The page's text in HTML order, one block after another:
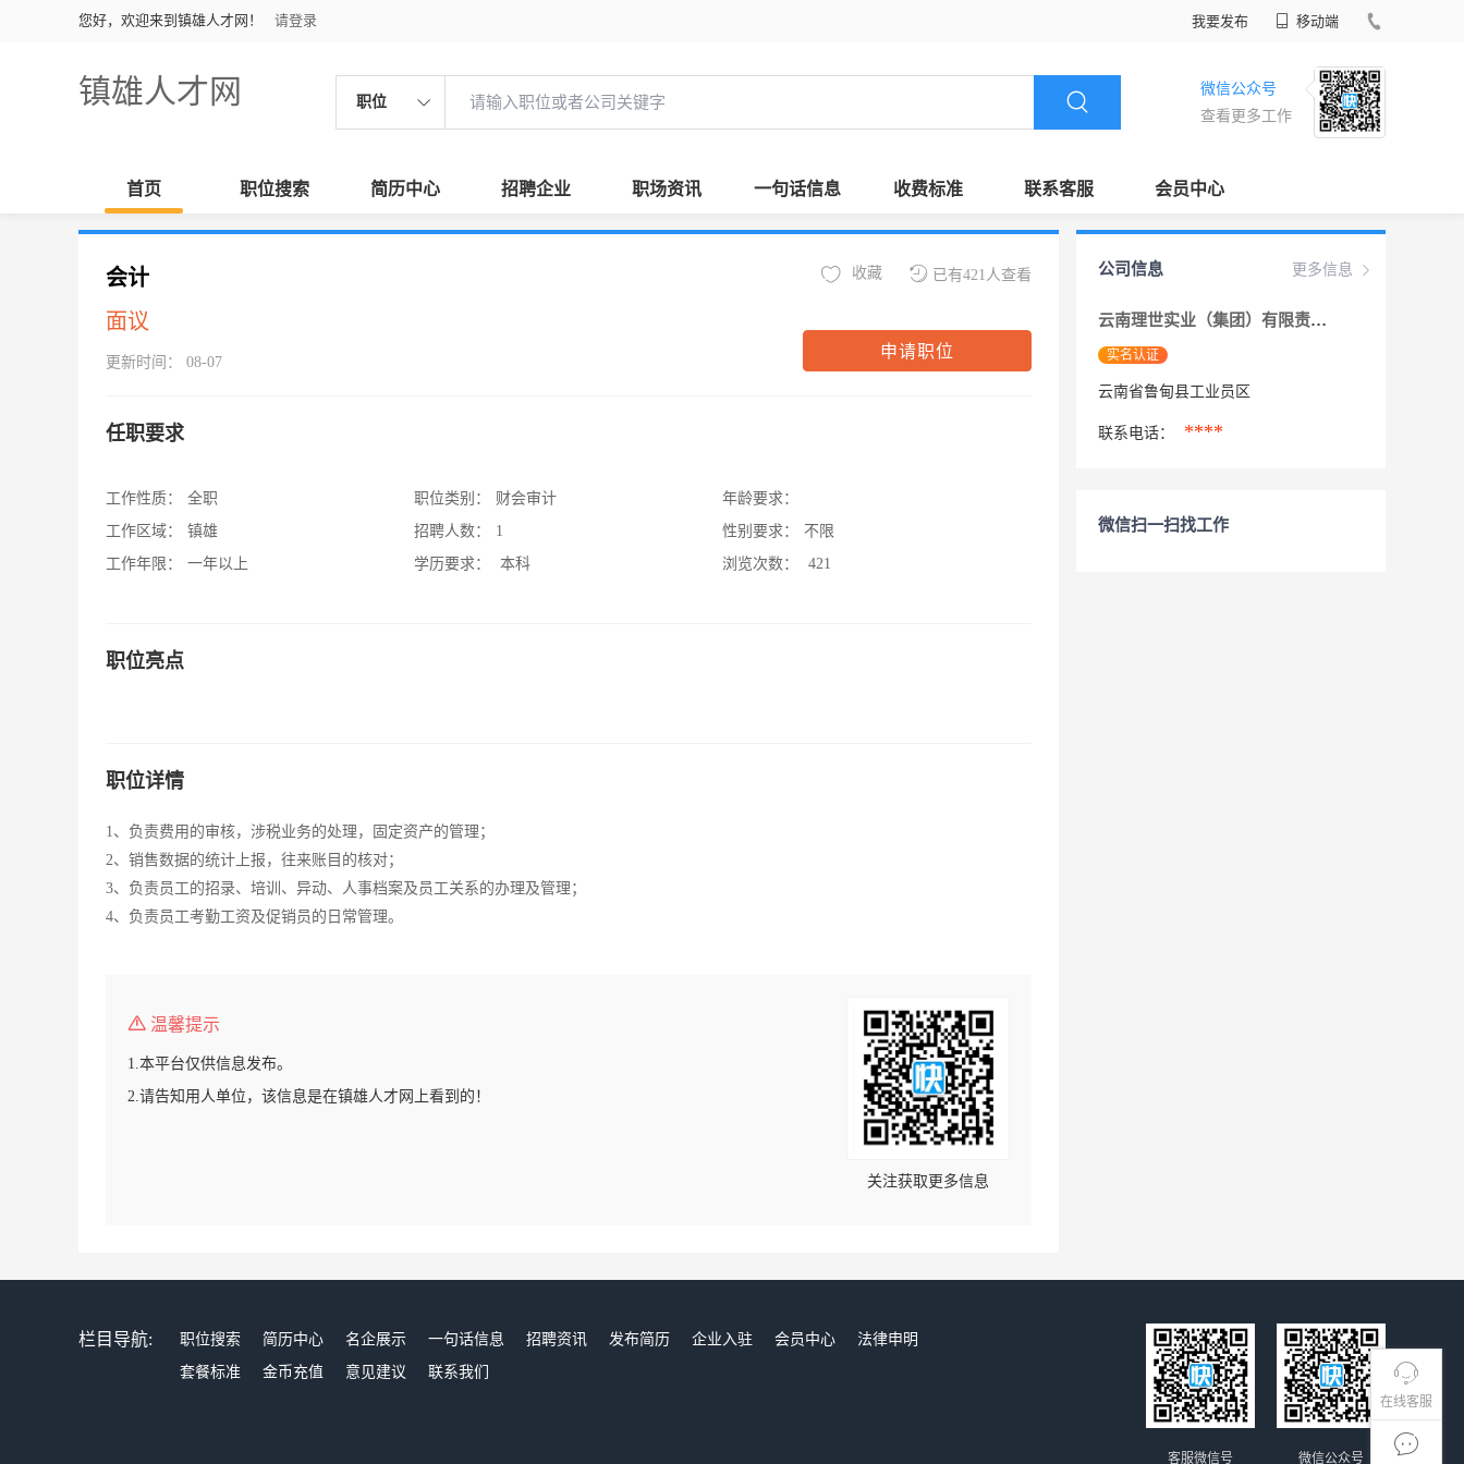
您好，欢迎来到镇雄人才网！ 请登录 我要发布 移动端
镇雄人才网 职位
微信公众号
查看更多工作
首页 职位搜索 简历中心 招聘企业 职场资讯 一句话信息 收费标准 联系客服 会员中心
在线客服
会计
面议
更新时间： 08-07
已有421人查看
收藏
申请职位
任职要求
工作性质：
全职
工作区域：
镇雄
工作年限：
一年以上
职位类别：
财会审计
招聘人数：
1
学历要求：
本科
年龄要求：
性别要求：
不限
浏览次数：
421
职位亮点
职位详情
1、负责费用的审核，涉税业务的处理，固定资产的管理；
2、销售数据的统计上报，往来账目的核对；
3、负责员工的招录、培训、异动、人事档案及员工关系的办理及管理；
4、负责员工考勤工资及促销员的日常管理。
温馨提示
1.本平台仅供信息发布。
2.请告知用人单位，该信息是在镇雄人才网上看到的！
关注获取更多信息
更多信息
公司信息
云南理世实业（集团）有限责任公司
实名认证
云南省鲁甸县工业员区
联系电话： ****
微信扫一扫找工作
栏目导航: 职位搜索 简历中心 名企展示 一句话信息 招聘资讯 发布简历 企业入驻 会员中心
法律申明
套餐标准
金币充值 意见建议 联系我们
微信公众号
客服微信号